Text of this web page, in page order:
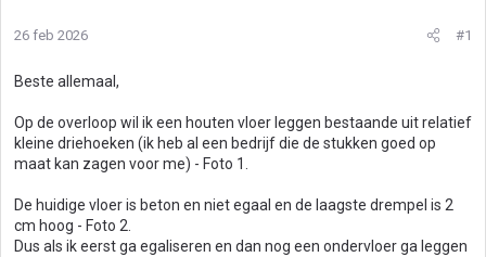
26 feb 2026 #1
Beste allemaal,
Op de overloop wil ik een houten vloer leggen bestaande uit relatief
kleine driehoeken (ik heb al een bedrijf die de stukken goed op
maat kan zagen voor me) - Foto 1.
De huidige vloer is beton en niet egaal en de laagste drempel is 2
cm hoog - Foto 2.
Dus als ik eerst ga egaliseren en dan nog een ondervloer ga leggen